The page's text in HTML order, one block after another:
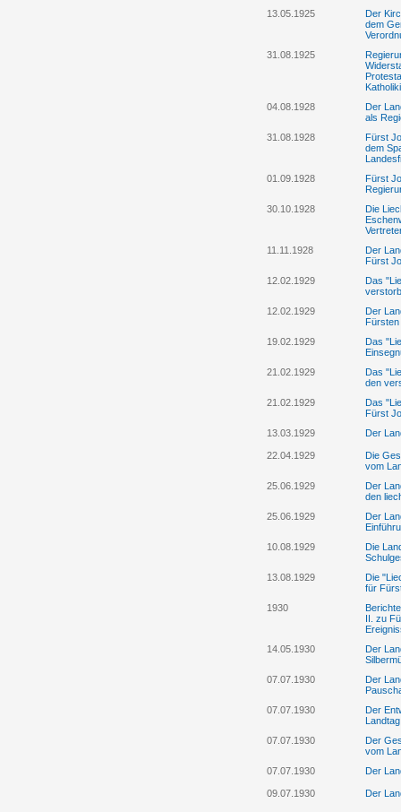
13.05.1925
Der
dem
31.08.1925
04.08.1928
Der
als
31.08.1928
Fürst
dem
01.09.1928
Fürst
30.10.1928
Die
11.11.1928
Der
Fürst
12.02.1929
Das
12.02.1929
Der
19.02.1929
Das
21.02.1929
Das
den
21.02.1929
Das
Fürst
13.03.1929
Der
22.04.1929
Die
vom
25.06.1929
Der
den
25.06.1929
Der
10.08.1929
Die
13.08.1929
Die
für
1930
II. zu
14.05.1930
Der
07.07.1930
Der
07.07.1930
Der
07.07.1930
Der
vom
07.07.1930
Der
09.07.1930 Der